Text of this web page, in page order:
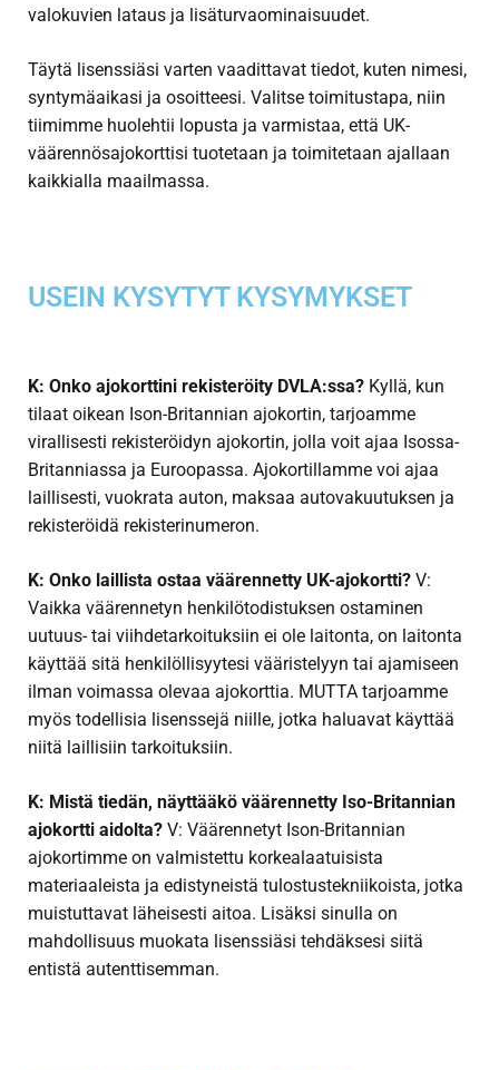
valokuvien lataus ja lisäturvaominaisuudet.
Täytä lisenssiäsi varten vaadittavat tiedot, kuten nimesi,
syntymäaikasi ja osoitteesi. Valitse toimitustapa, niin
tiimimme huolehtii lopusta ja varmistaa, että UK-
väärennösajokorttisi tuotetaan ja toimitetaan ajallaan
kaikkialla maailmassa.
USEIN KYSYTYT KYSYMYKSET
K: Onko ajokorttini rekisteröity DVLA:ssa? Kyllä, kun
tilaat oikean Ison-Britannian ajokortin, tarjoamme
virallisesti rekisteröidyn ajokortin, jolla voit ajaa Isossa-
Britanniassa ja Euroopassa. Ajokortillamme voi ajaa
laillisesti, vuokrata auton, maksaa autovakuutuksen ja
rekisteröidä rekisterinumeron.
K: Onko laillista ostaa väärennetty UK-ajokortti? V:
Vaikka väärennetyn henkilötodistuksen ostaminen
uutuus- tai viihdetarkoituksiin ei ole laitonta, on laitonta
käyttää sitä henkilöllisyytesi vääristelyyn tai ajamiseen
ilman voimassa olevaa ajokorttia. MUTTA tarjoamme
myös todellisia lisenssejä niille, jotka haluavat käyttää
niitä laillisiin tarkoituksiin.
K: Mistä tiedän, näyttääkö väärennetty Iso-Britannian
ajokortti aidolta? V: Väärennetyt Ison-Britannian
ajokortimme on valmistettu korkealaatuisista
materiaaleista ja edistyneistä tulostustekniikoista, jotka
muistuttavat läheisesti aitoa. Lisäksi sinulla on
mahdollisuus muokata lisenssiäsi tehdäksesi siitä
entistä autenttisemman.